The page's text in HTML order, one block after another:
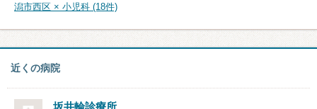
潟市西区 × 小児科 (18件)
近くの病院
坂井輪診療所